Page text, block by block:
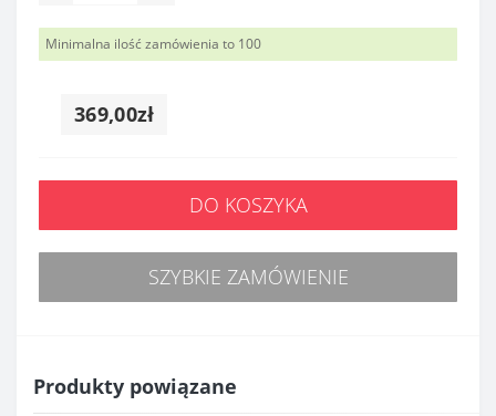
Minimalna ilość zamówienia to 100
369,00zł
DO KOSZYKA
SZYBKIE ZAMÓWIENIE
Produkty powiązane